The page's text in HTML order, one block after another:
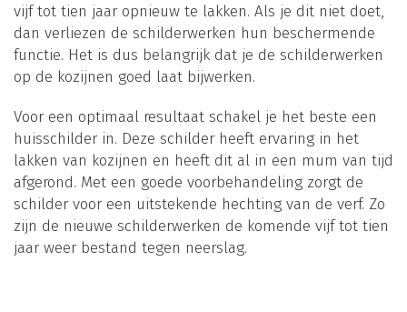
vijf tot tien jaar opnieuw te lakken. Als je dit niet doet,
dan verliezen de schilderwerken hun beschermende
functie. Het is dus belangrijk dat je de schilderwerken
op de kozijnen goed laat bijwerken.
Voor een optimaal resultaat schakel je het beste een
huisschilder in. Deze schilder heeft ervaring in het
lakken van kozijnen en heeft dit al in een mum van tijd
afgerond. Met een goede voorbehandeling zorgt de
schilder voor een uitstekende hechting van de verf. Zo
zijn de nieuwe schilderwerken de komende vijf tot tien
jaar weer bestand tegen neerslag.